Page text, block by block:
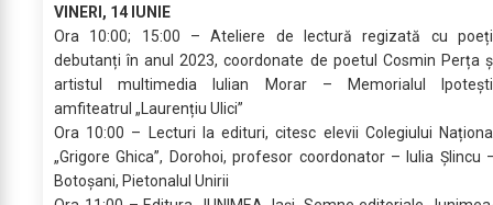
VINERI, 14 IUNIE
Ora 10:00; 15:00 – Ateliere de lectură regizată cu
debutanți în anul 2023, coordonate de poetul Cosmin Perța
artistul multimedia Iulian Morar – Memorialul
amfiteatrul „Laurențiu Ulici”
Ora 10:00 – Lecturi la edituri, citesc elevii Colegiului
„Grigore Ghica”, Dorohoi, profesor coordonator – Iulia Șlincu
Botoșani, Pietonalul Unirii